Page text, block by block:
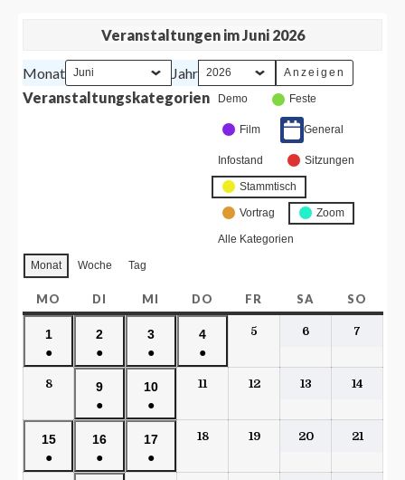
Veranstaltungen im Juni 2026
Monat
Jahr
Veranstaltungskategorien
Demo Feste
Film General
Infostand Sitzungen
Stammtisch
Vortrag Zoom
Alle Kategorien
Monat Woche Tag
MO DI MI DO FR SA SO
1
●
2
●
3
●
4
●
5 6 7
8
9
●
10
●
11 12 13 14
15
●
16
●
17
●
18 19 20 21